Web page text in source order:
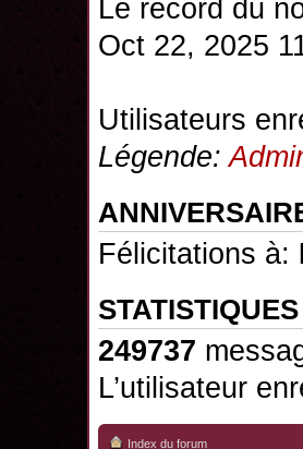
Le record du
Oct 22, 2025
Utilisateurs
Légende:
Félicitations à:
STATISTIQUES
249737
L’utilisateur
Index du forum